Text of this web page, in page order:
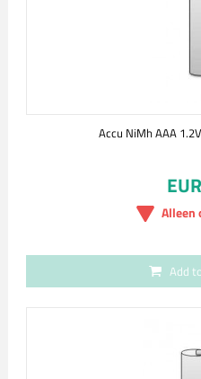
Accu NiMh AAA
Alleen
Add